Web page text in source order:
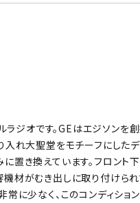
ジオです。GEはエジソンを
れ大聖堂をモチーフにしたデ
置き換えています。フロント
材がむき出しに取り付けられ
に少なく、このコンディショ